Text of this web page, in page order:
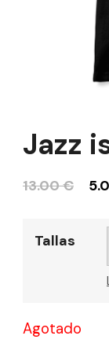
Jazz
13.00€
Tallas
Agotado